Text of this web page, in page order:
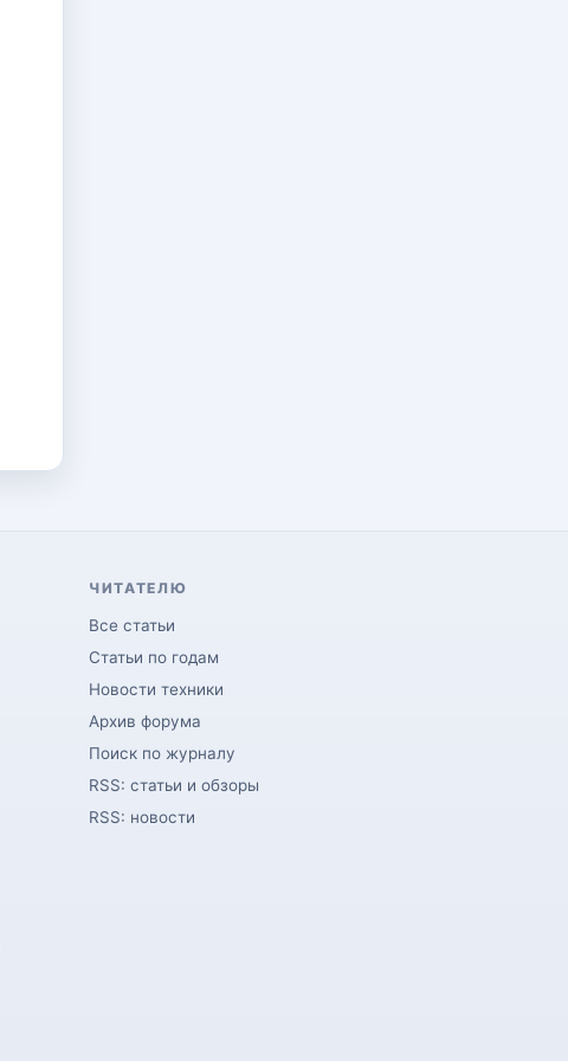
ЧИТАТЕЛЮ
Все статьи
Статьи по годам
Новости техники
Архив форума
Поиск по журналу
RSS: статьи и обзоры
RSS: новости